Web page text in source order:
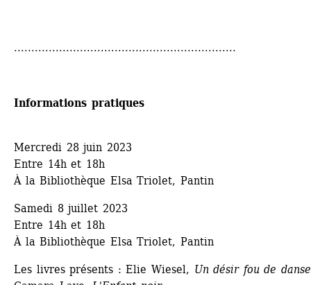
................................................................
Informations pratiques
Mercredi 28 juin 2023
Entre 14h et 18h
À la Bibliothèque Elsa Triolet, Pantin
Samedi 8 juillet 2023
Entre 14h et 18h
À la Bibliothèque Elsa Triolet, Pantin
Les livres présents : Elie Wiesel, Un désir fou de